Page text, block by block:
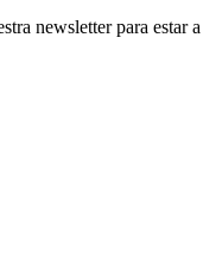
newsletter para estar